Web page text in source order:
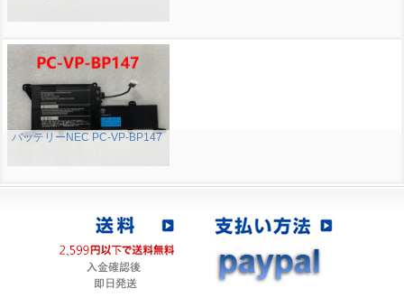
バッテリーNEC PC-VP-BP147